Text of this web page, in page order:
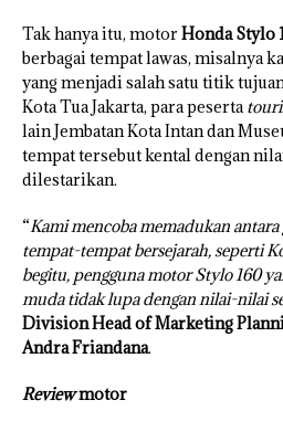
Tak hanya itu, motorHonda Stylo
berbagai tempat lawas, misalnya
yang menjadi salah satu titik
Kota Tua Jakarta, para peserta
lain Jembatan Kota Intan dan
tempat tersebut kental dengan
dilestarikan.
“Kami mencoba memadukan
tempat-tempat bersejarah, seperti
begitu, pengguna motor Stylo 160
muda tidak lupa dengan nilai-nilai
Division Head of Marketing
Andra Friandana.
Reviewmotor